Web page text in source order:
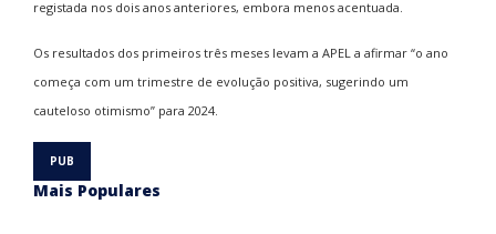
registada nos dois anos anteriores, embora menos acentuada.
Os resultados dos primeiros três meses levam a APEL a afirmar “o ano
começa com um trimestre de evolução positiva, sugerindo um
cauteloso otimismo” para 2024.
Mais Populares